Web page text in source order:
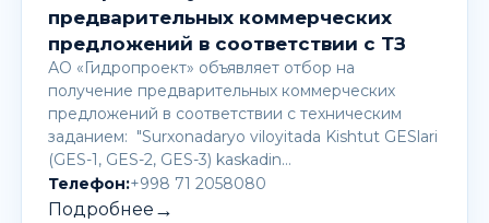
предварительных коммерческих
предложений в соответствии с ТЗ
АО «Гидропроект» объявляет отбор на
получение предварительных коммерческих
предложений в соответствии с техническим
заданием: "Surxonadaryo viloyitada Kishtut GESlari
(GES-1, GES-2, GES-3) kaskadin…
Телефон:+998 71 2058080
Подробнее →